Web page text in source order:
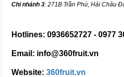
Chi nhánh 3: 271B Trần Phú, Hải Châu
Hotlines: 0936652727 - 0977
Email: info@360fruit.vn
Website: 360fruit.vn